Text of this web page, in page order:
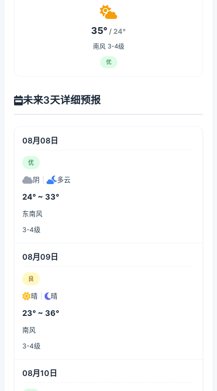
35° / 24°
南风 3-4级
优
未来3天详细预报
08月08日
优
阴 多云
24° ~ 33°
东南风
3-4级
08月09日
良
晴 晴
23° ~ 36°
南风
3-4级
08月10日